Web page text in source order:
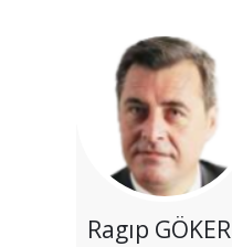
Ragıp GÖKER